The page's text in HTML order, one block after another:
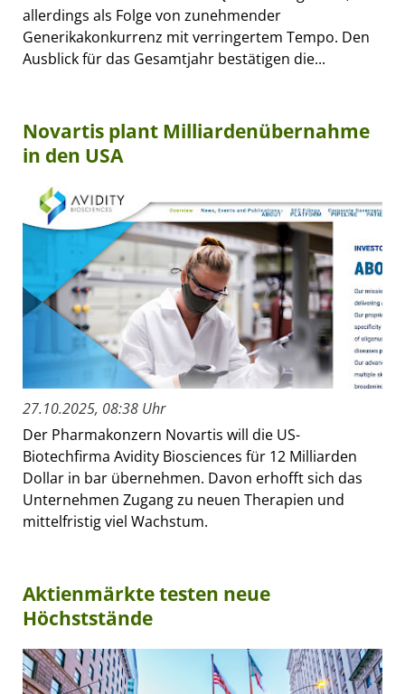
allerdings als Folge von zunehmender
Generikakonkurrenz mit verringertem Tempo. Den
Ausblick für das Gesamtjahr bestätigen die...
Novartis plant Milliardenübernahme
in den USA
27.10.2025, 08:38 Uhr
Der Pharmakonzern Novartis will die US-
Biotechfirma Avidity Biosciences für 12 Milliarden
Dollar in bar übernehmen. Davon erhofft sich das
Unternehmen Zugang zu neuen Therapien und
mittelfristig viel Wachstum.
Aktienmärkte testen neue
Höchststände